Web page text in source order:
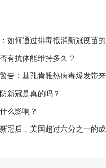
如何通过排毒抵消新冠疫苗
有抗体能维持多久？
告：基孔肯雅热病毒爆发带
新冠是真的吗？
么影响？
冠后，美国超过六分之一的